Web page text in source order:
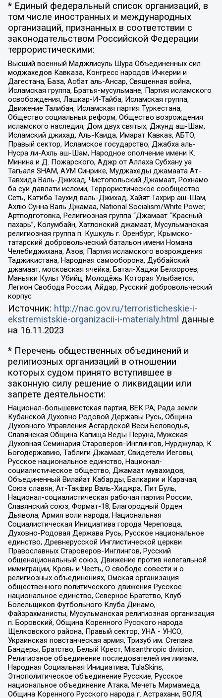
* Единый федеральный список организаций, в
том числе иностранных и международных
организаций, признанных в соответствии с
законодательством Российской Федерации
террористическими:
Высший военный Маджлисуль Шура Объединенных сил
моджахедов Кавказа, Конгресс народов Ичкерии и
Дагестана, База, Асбат аль-Ансар, Священная война,
Исламская группа, Братья-мусульмане, Партия исламского
освобождения, Лашкар-И-Тайба, Исламская группа,
Движение Талибан, Исламская партия Туркестана,
Общество социальных реформ, Общество возрождения
исламского наследия, Дом двух святых, Джунд аш-Шам,
Исламский джихад, Аль-Каида, Имарат Кавказ, АБТО,
Правый сектор, Исламское государство, Джабха аль-
Нусра ли-Ахль аш-Шам, Народное ополчение имени К.
Минина и Д. Пожарского, Аджр от Аллаха Субхану уа
Тагьаля SHAM, АУМ Синрике, Муджахеды джамаата Ат-
Тавхида Валь-Джихад, Чистопольский Джамаат, Рохнамо
ба суи давлати исломи, Террористическое сообщество
Сеть, Катиба Таухид валь-Джихад, Хайят Тахрир аш-Шам,
Ахлю Сунна Валь Джамаа, National Socialism/White Power,
Артподготовка, Религиозная группа “Джамаат “Красный
пахарь”, Колумбайн, Хатлонский джамаат, Мусульманская
религиозная группа п. Кушкуль г. Оренбург, Крымско-
татарский добровольческий батальон имени Номана
Челебиджихана, Азов, Партия исламского возрождения
Таджикистана, Народная самооборона, Дуббайский
джамаат, московская ячейка, Батал-Хаджи Белхороев,
Маньяки Культ Убийц, Молодёжь Которая Улыбается,
Легион Свобода России, Айдар, Русский добровольческий
корпус
Источник: http://nac.gov.ru/terroristicheskie-i-
ekstremistskie-organizacii-i-materialy.html данные
на 16.11.2023
* Перечень общественных объединений и
религиозных организаций в отношении
которых судом принято вступившее в
законную силу решение о ликвидации или
запрете деятельности:
Национал-большевистская партия, ВЕК РА, Рада земли
Кубанской Духовно Родовой Державы Русь, Община
Духовного Управления Асгардской Веси Беловодья,
Славянская Община Капища Веды Перуна, Мужская
Духовная Семинария Староверов-Инглингов, Нурджулар, К
Богодержавию, Таблиги Джамаат, Свидетели Иеговы,
Русское национальное единство, Национал-
социалистическое общество, Джамаат мувахидов,
Объединенный Вилайат Кабарды, Балкарии и Карачая,
Союз славян, Ат-Такфир Валь-Хиджра, Пит Буль,
Национал-социалистическая рабочая партия России,
Славянский союз, Формат-18, Благородный Орден
Дьявола, Армия воли народа, Национальная
Социалистическая Инициатива города Череповца,
Духовно-Родовая Держава Русь, Русское национальное
единство, Древнерусской Инглистической церкви
Православных Староверов-Инглингов, Русский
общенациональный союз, Движение против нелегальной
иммиграции, Кровь и Честь, О свободе совести и о
религиозных объединениях, Омская организация
общественного политического движения Русское
национальное единство, Северное Братство, Клуб
Болельщиков Футбольного Клуба Динамо,
Файзрахманисты, Мусульманская религиозная организация
п. Боровский, Община Коренного Русского народа
Щелковского района, Правый сектор, УНА - УНСО,
Украинская повстанческая армия, Тризуб им. Степана
Бандеры, Братство, Белый Крест, Misanthropic division,
Религиозное объединение последователей инглиизма,
Народная Социальная Инициатива, TulaSkins,
Этнополитическое объединение Русские, Русское
национальное объединение Атака, Мечеть Мирмамеда,
Община Коренного Русского народа г. Астрахани, ВОЛЯ,